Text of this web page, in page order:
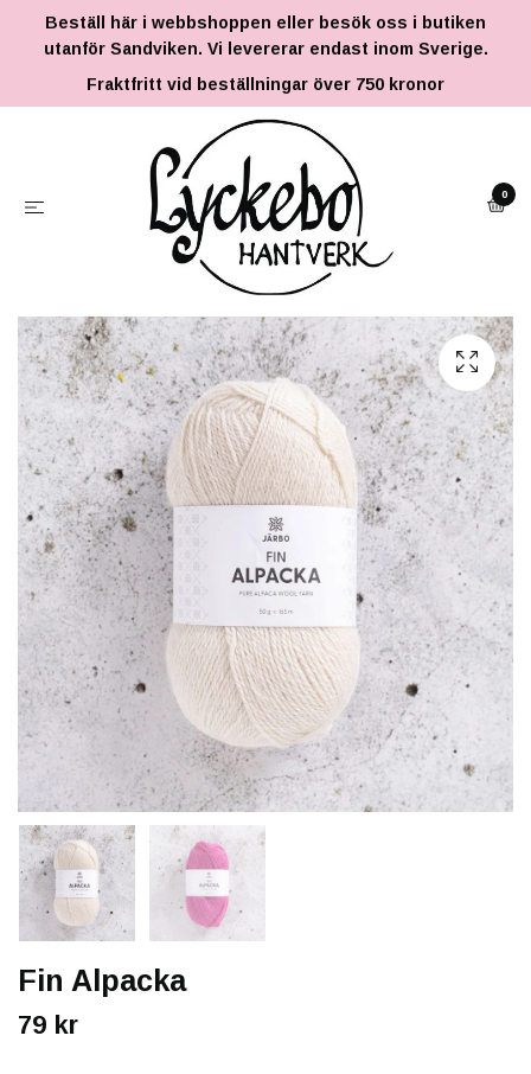
Beställ här i webbshoppen eller besök oss i butiken
utanför Sandviken. Vi levererar endast inom Sverige.
Fraktfritt vid beställningar över 750 kronor
0
Fin Alpacka
79 kr